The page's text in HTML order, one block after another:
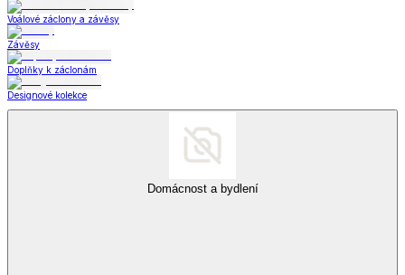
Voálové záclony a závěsy
Závěsy
Doplňky k záclonám
Designové kolekce
Domácnost a bydlení